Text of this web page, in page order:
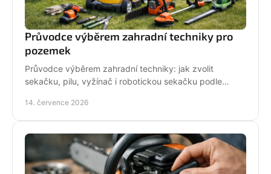
Průvodce výběrem zahradní techniky pro
pozemek
Průvodce výběrem zahradní techniky: jak zvolit
sekačku, pilu, vyžínač i robotickou sekačku podle
podpory.
14. července 2026